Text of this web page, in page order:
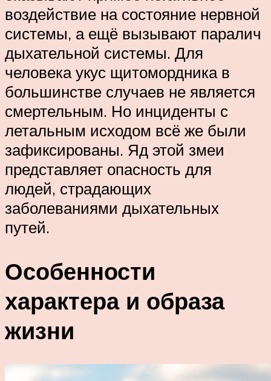
воздействие на состояние нервной
системы, а ещё вызывают паралич
дыхательной системы. Для
человека укус щитомордника в
большинстве случаев не является
смертельным. Но инциденты с
летальным исходом всё же были
зафиксированы. Яд этой змеи
представляет опасность для
людей, страдающих
заболеваниями дыхательных
путей.
Особенности
характера и образа
жизни